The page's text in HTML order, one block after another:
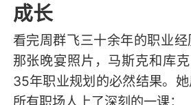
成长
看完周群飞三十余年的职业
那张晚宴照片，马斯克和库
35年职业规划的必然结果。
所有职场人上了深刻的一课：